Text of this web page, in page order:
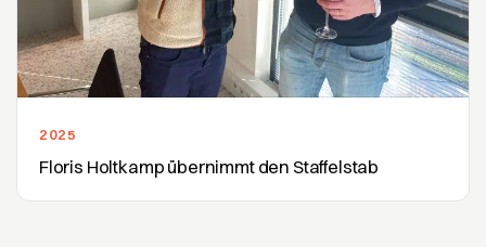
2025
Floris Holtkamp übernimmt den Staffelstab